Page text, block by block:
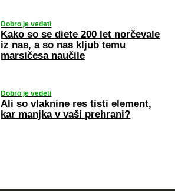
Dobro je vedeti
Kako so se diete 200 let norčevale
iz nas, a so nas kljub temu
marsičesa naučile
Dobro je vedeti
Ali so vlaknine res tisti element,
kar manjka v vaši prehrani?